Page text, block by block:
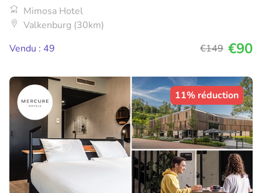
Mimosa Hotel
Valkenburg (30km)
Vendu : 49
€149 €90
11% réduction